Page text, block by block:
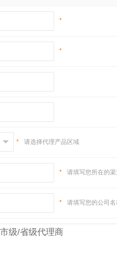
*
*
* 请选择代理产品区域
* 请填写您所在的
* 请填写您的公司